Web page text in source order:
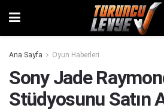
Ana Sayfa Oyun Haberleri
Sony Jade
Stüdyosunu Satın